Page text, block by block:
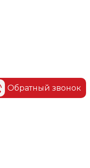
Обратный звонок